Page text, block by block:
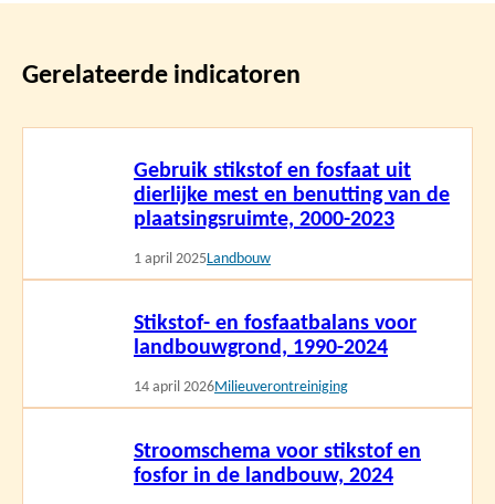
Gerelateerde indicatoren
Gebruik stikstof en fosfaat uit
dierlijke mest en benutting van de
plaatsingsruimte, 2000-2023
1 april 2025Landbouw
Stikstof- en fosfaatbalans voor
landbouwgrond, 1990-2024
14 april 2026Milieuverontreiniging
Stroomschema voor stikstof en
fosfor in de landbouw, 2024